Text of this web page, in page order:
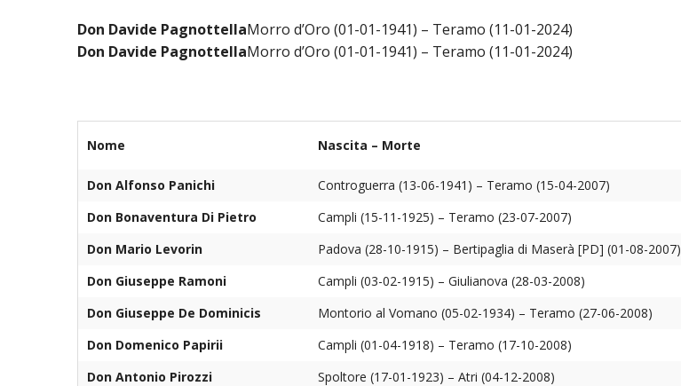
EVANGELIZZAZIONE DELLA CULTURA
PASTORALE UNIVERSITARIA
MIGRANTES
PASTORALE DELLA FAMIGLIA
PASTORALE DELLA SALUTE
Don Davide PagnottellaMorro d’Oro (01-01-1941) – Teramo (11-01-2024)
Don Davide PagnottellaMorro d’Oro (01-01-1941) – Teramo (11-01-2024)
Nome Nascita – Morte
Don Alfonso Panichi
Controguerra (13-06-1941) – Teramo (15-04-2007)
Don Bonaventura Di Pietro
Campli (15-11-1925) – Teramo (23-07-2007)
Don Mario Levorin
Padova (28-10-1915) – Bertipaglia di Maserà [PD] (01-08-2007)
Don Giuseppe Ramoni
Campli (03-02-1915) – Giulianova (28-03-2008)
Don Giuseppe De Dominicis
Montorio al Vomano (05-02-1934) – Teramo (27-06-2008)
Don Domenico Papirii
Campli (01-04-1918) – Teramo (17-10-2008)
Don Antonio Pirozzi
Spoltore (17-01-1923) – Atri (04-12-2008)